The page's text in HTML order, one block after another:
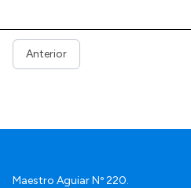
Anterior
Maestro Aguiar Nº 220.